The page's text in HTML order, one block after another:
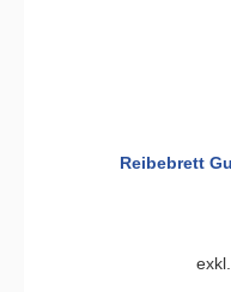
Reibebrett